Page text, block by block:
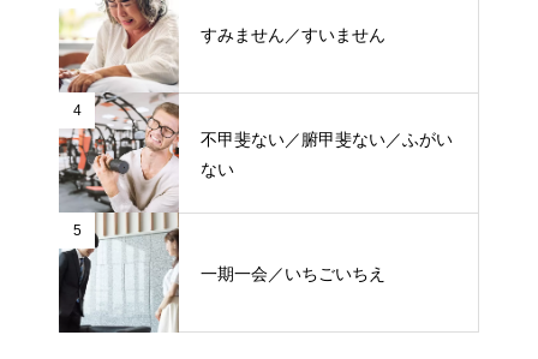
すみません／すいません
4
不甲斐ない／腑甲斐ない／ふがい
ない
5
一期一会／いちごいちえ